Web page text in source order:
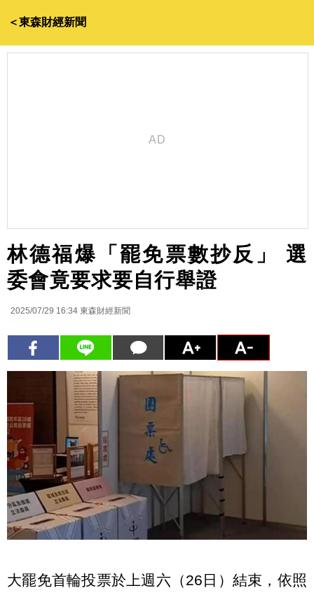
＜東森財經新聞
林德福爆「罷免票數抄反」 選
委會竟要求要自行舉證
2025/07/29 16:34 東森財經新聞
大罷免首輪投票於上週六（26日）結束，依照